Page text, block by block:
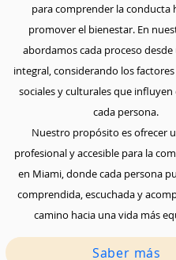
para comprender la conducta
promover el bienestar. En
abordamos cada proceso
integral, considerando los
sociales y culturales que influyen
cada persona.
Nuestro propósito es ofrecer
profesional y accesible para la
en Miami, donde cada persona
comprendida, escuchada y
camino hacia una vida más
Saber más